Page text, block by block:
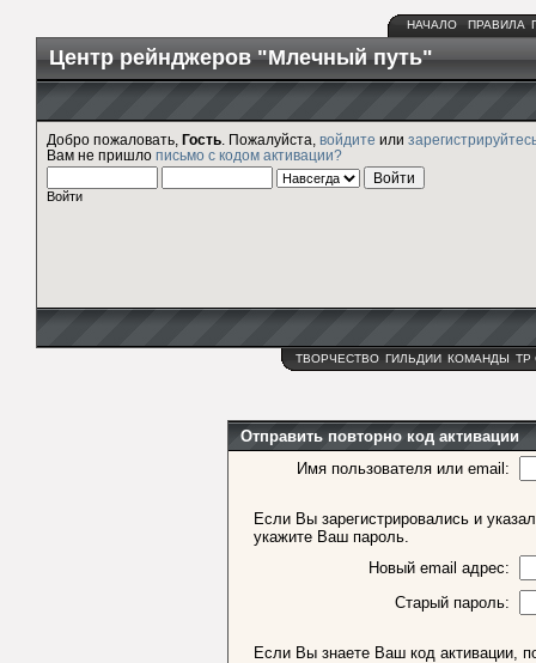
НАЧАЛО ПРАВИЛА
Центр рейнджеров "Млечный путь"
Добро пожаловать, Гость . Пожалуйста, войдите или
Вам не пришло письмо с кодом активации?
Войти
ТВОРЧЕСТВО ГИЛЬДИИ КОМАНДЫ ТР
Отправить повторно код активации
Имя пользователя или email:
Если Вы зарегистрировались и
укажите Ваш пароль.
Новый email адрес:
Старый пароль:
Если Вы знаете Ваш код активации,